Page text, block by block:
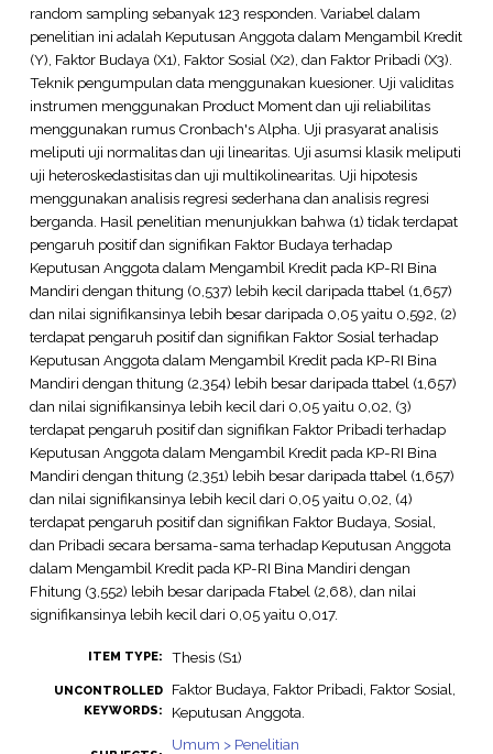
random sampling sebanyak 123 responden. Variabel dalam
penelitian ini adalah Keputusan Anggota dalam Mengambil Kredit
(Y), Faktor Budaya (X1), Faktor Sosial (X2), dan Faktor Pribadi (X3).
Teknik pengumpulan data menggunakan kuesioner. Uji validitas
instrumen menggunakan Product Moment dan uji reliabilitas
menggunakan rumus Cronbach's Alpha. Uji prasyarat analisis
meliputi uji normalitas dan uji linearitas. Uji asumsi klasik meliputi
uji heteroskedastisitas dan uji multikolinearitas. Uji hipotesis
menggunakan analisis regresi sederhana dan analisis regresi
berganda. Hasil penelitian menunjukkan bahwa (1) tidak terdapat
pengaruh positif dan signifikan Faktor Budaya terhadap
Keputusan Anggota dalam Mengambil Kredit pada KP-RI Bina
Mandiri dengan thitung (0,537) lebih kecil daripada ttabel (1,657)
dan nilai signifikansinya lebih besar daripada 0,05 yaitu 0,592, (2)
terdapat pengaruh positif dan signifikan Faktor Sosial terhadap
Keputusan Anggota dalam Mengambil Kredit pada KP-RI Bina
Mandiri dengan thitung (2,354) lebih besar daripada ttabel (1,657)
dan nilai signifikansinya lebih kecil dari 0,05 yaitu 0,02, (3)
terdapat pengaruh positif dan signifikan Faktor Pribadi terhadap
Keputusan Anggota dalam Mengambil Kredit pada KP-RI Bina
Mandiri dengan thitung (2,351) lebih besar daripada ttabel (1,657)
dan nilai signifikansinya lebih kecil dari 0,05 yaitu 0,02, (4)
terdapat pengaruh positif dan signifikan Faktor Budaya, Sosial,
dan Pribadi secara bersama-sama terhadap Keputusan Anggota
dalam Mengambil Kredit pada KP-RI Bina Mandiri dengan
Fhitung (3,552) lebih besar daripada Ftabel (2,68), dan nilai
signifikansinya lebih kecil dari 0,05 yaitu 0,017.
ITEM TYPE: Thesis (S1)
UNCONTROLLED
KEYWORDS:
Faktor Budaya, Faktor Pribadi, Faktor Sosial,
Keputusan Anggota.
Umum > Penelitian